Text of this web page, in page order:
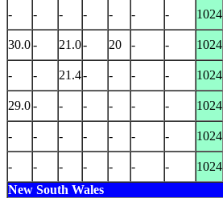
- - - - - - - 1024
30.0- 21.0- 20 - - 1024
- - 21.4- - - - 1024
29.0- - - - - - 1024
- - - - - - - 1024
- - - - - - - 1024
New South Wales